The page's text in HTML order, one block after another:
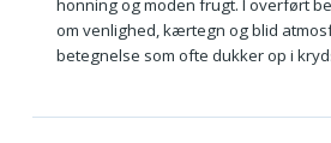
honning og moden frugt. I overført
om venlighed, kærtegn og blid
betegnelse som ofte dukker op i